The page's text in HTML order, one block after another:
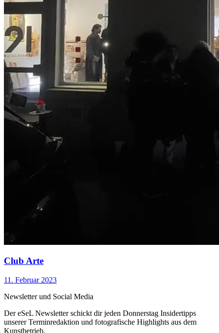
Club Arte
11. Februar 2023
Newsletter und Social Media
Der eSeL Newsletter schickt dir jeden Donnerstag Insidertipps
unserer Terminredaktion und fotografische Highlights aus dem
Kunstbetrieb.